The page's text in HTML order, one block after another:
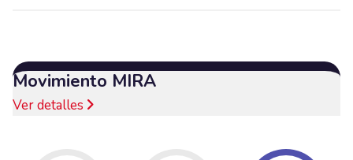
Movimiento MIRA
Ver detalles